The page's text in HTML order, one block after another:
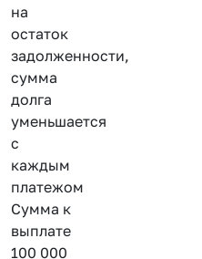
на
остаток
задолженности,
сумма
долга
уменьшается
с
каждым
платежом
Сумма к
выплате
100 000